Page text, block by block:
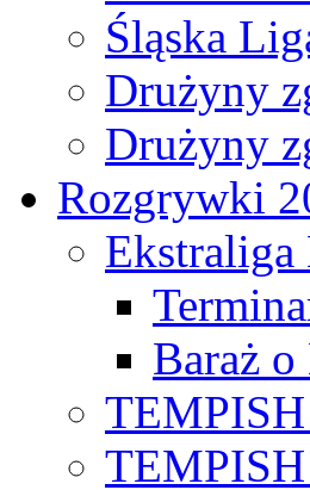
Śląska
Drużyny
Drużyny
Rozgrywki
Ekstraliga
Baraż